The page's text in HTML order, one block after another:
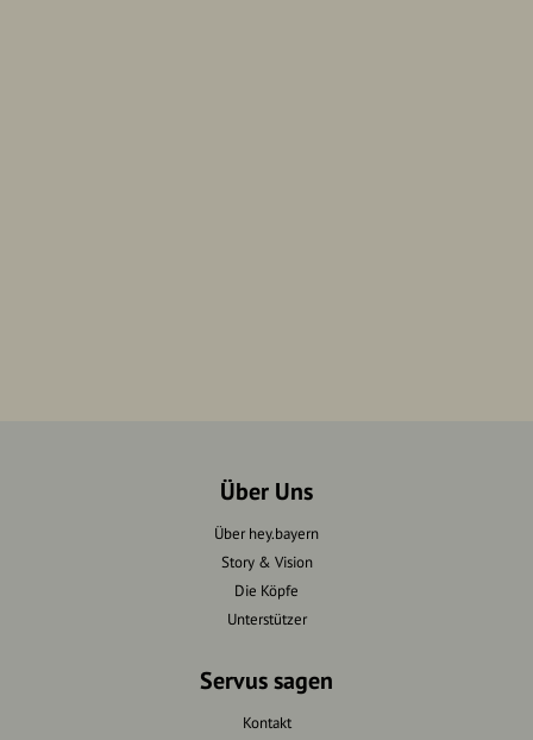
Über Uns
Über hey.bayern
Story & Vision
Die Köpfe
Unterstützer
Servus sagen
Kontakt